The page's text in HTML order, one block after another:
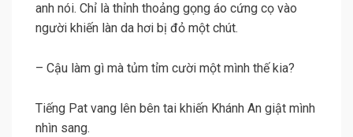
anh nói. Chỉ là thỉnh thoảng gọng áo cứng cọ vào
người khiến làn da hơi bị đỏ một chút.
– Cậu làm gì mà tủm tỉm cười một mình thế kia?
Tiếng Pat vang lên bên tai khiến Khánh An giật mình
nhìn sang.